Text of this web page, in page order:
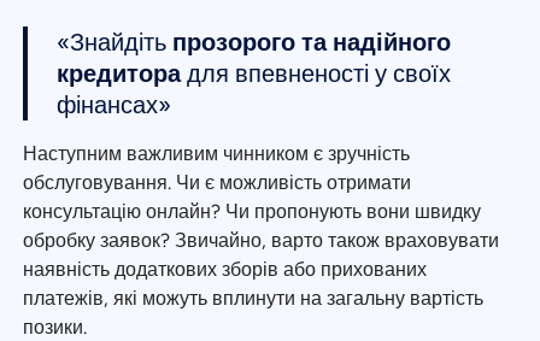
«Знайдіть прозорого та надійного
кредиторадля впевненості у своїх
фінансах»
Наступним важливим чинником є зручність
обслуговування. Чи є можливість отримати
консультацію онлайн? Чи пропонують вони швидку
обробку заявок? Звичайно, варто також враховувати
наявність додаткових зборів або прихованих
платежів, які можуть вплинути на загальну вартість
позики.